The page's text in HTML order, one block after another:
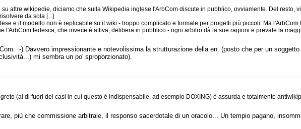
altre wikipedie, diciamo che sulla Wikipedia inglese l'ArbCom discute in pubblico, ovviamente. Del resto,
da sola [...]
e il modello non è replicabile su it.wiki - troppo complicato e formale per progetti più piccoli. Ma
l'ArbCom tedesca, che invece è attiva, delibera in pubblico - ogni arbitro dà la sue ragioni e prevale la
:-) Davvero impressionante e notevolissima la strutturazione della en. (posto che per un
mi sembra un po' sproporzionato).
(al di fuori dei casi in cui questo è indispensabile, ad esempio DOXING) è assurda e totalmente
più che commissione arbitrale, il responso sacerdotale di un oracolo... Un tempio pagano,